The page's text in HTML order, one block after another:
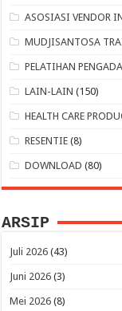
ASOSIASI VENDOR
MUDJISANTOSA
PELATIHAN
LAIN-LAIN (150)
HEALTH CARE
RESENTIE (8)
DOWNLOAD (80)
ARSIP
Juli 2026 (43)
Juni 2026 (3)
Mei 2026 (8)